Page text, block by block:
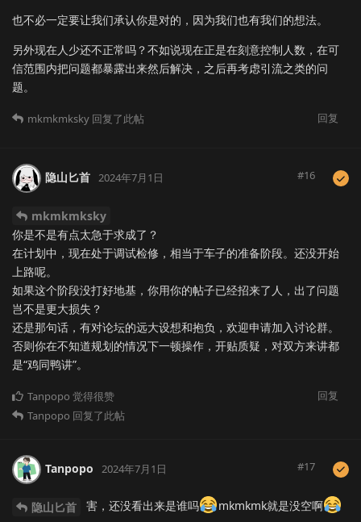
也不必一定要让我们承认你是对的，因为我们也有我们的想法。
另外现在人少还不正常吗？不如说现在正是在刻意控制人数，在可
信范围内把问题都暴露出来然后解决，之后再考虑引流之类的问
题。
回复
mkmkmksky 回复了此帖
隐山匕首 2024年7月1日 #16
mkmkmksky
你是不是有点太急于求成了？
在计划中，现在处于调试检修，相当于车子的准备阶段。还没开始
上路呢。
如果这个阶段没打好地基，你用你的帖子已经招来了人，出了问题
岂不是更大损失？
还是那句话，有对论坛的远大设想和抱负，欢迎申请加入讨论群。
否则你在不知道规划的情况下一顿操作，开贴质疑，对双方来讲都
是“鸡同鸭讲”。
回复
Tanpopo 觉得很赞
Tanpopo 回复了此帖
Tanpopo 2024年7月1日 #17
隐山匕首 害，还没看出来是谁吗 mkmkmk就是没空啊